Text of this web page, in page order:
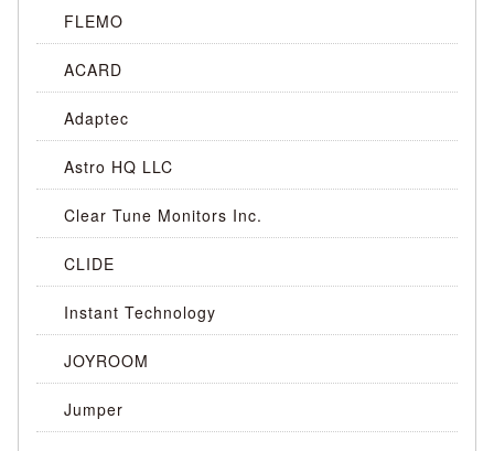
FLEMO
ACARD
Adaptec
Astro HQ LLC
Clear Tune Monitors Inc.
CLIDE
Instant Technology
JOYROOM
Jumper